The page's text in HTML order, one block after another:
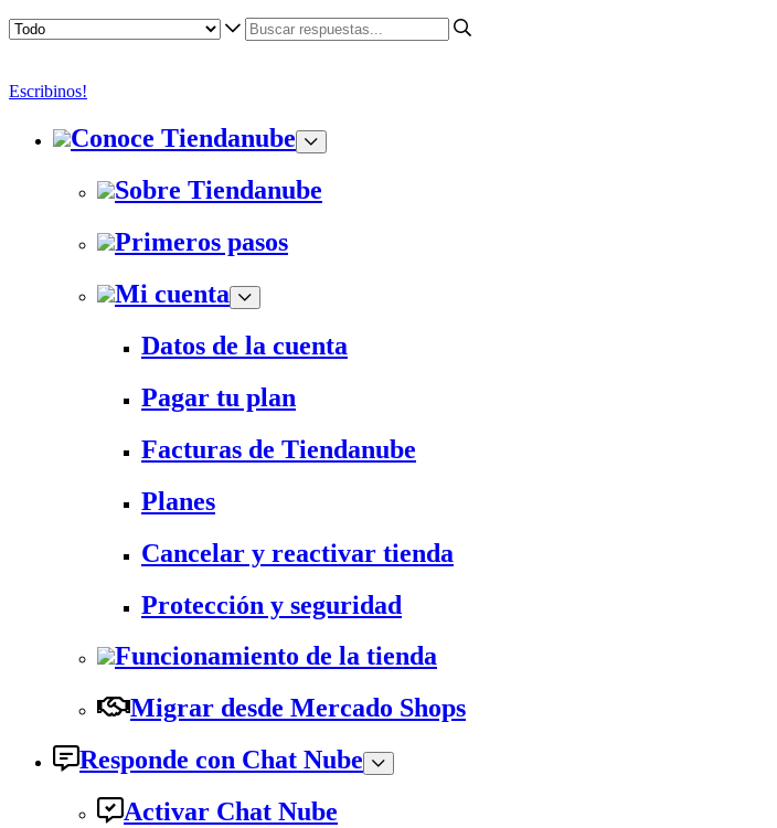
Escribinos!
Conoce Tiendanube
Sobre Tiendanube
Primeros pasos
Mi cuenta
Datos de la cuenta
Pagar tu plan
Facturas de Tiendanube
Planes
Cancelar y reactivar tienda
Protección y seguridad
Funcionamiento de la tienda
Migrar desde Mercado Shops
Responde con Chat Nube
Activar Chat Nube